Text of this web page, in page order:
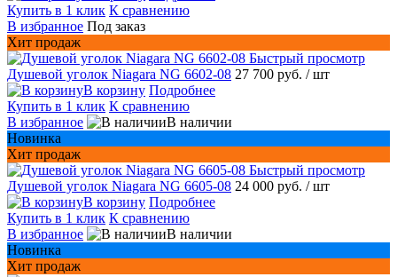
Купить в 1 клик К сравнению
В избранное Под заказ
Хит продаж
Быстрый просмотр
Душевой уголок Niagara NG 6602-08 27 700 руб. / шт
В корзину Подробнее
Купить в 1 клик К сравнению
В избранное
В наличии
Новинка
Хит продаж
Быстрый просмотр
Душевой уголок Niagara NG 6605-08 24 000 руб. / шт
В корзину Подробнее
Купить в 1 клик К сравнению
В избранное
В наличии
Новинка
Хит продаж